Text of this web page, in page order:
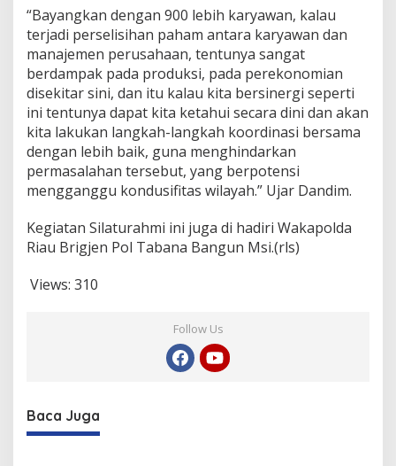
P
E
R
E
R
A
T
S
I
L
A
T
U
A
H
“Bayangkan dengan 900 lebih karyawan, kalau
terjadi perselisihan paham antara karyawan dan
manajemen perusahaan, tentunya sangat
berdampak pada produksi, pada perekonomian
disekitar sini, dan itu kalau kita bersinergi seperti
ini tentunya dapat kita ketahui secara dini dan akan
kita lakukan langkah-langkah koordinasi bersama
dengan lebih baik, guna menghindarkan
permasalahan tersebut, yang berpotensi
mengganggu kondusifitas wilayah.” Ujar Dandim.
Kegiatan Silaturahmi ini juga di hadiri Wakapolda
Riau Brigjen Pol Tabana Bangun Msi.(rls)
Views: 310
Follow Us
Baca Juga